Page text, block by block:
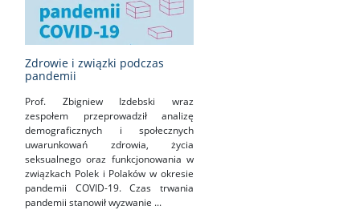
Zdrowie i związki podczas
pandemii
Prof. Zbigniew Izdebski wraz
zespołem przeprowadził analizę
demograficznych i społecznych
uwarunkowań zdrowia, życia
seksualnego oraz funkcjonowania w
związkach Polek i Polaków w okresie
pandemii COVID-19. Czas trwania
pandemii stanowił wyzwanie ...